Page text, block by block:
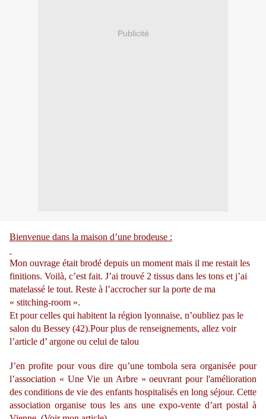
Publicité
Bienvenue dans la maison d’une brodeuse :
Mon ouvrage était brodé depuis un moment mais il me restait les
finitions. Voilà, c’est fait. J’ai trouvé 2 tissus dans les tons et j’ai
matelassé le tout. Reste à l’accrocher sur la porte de ma
« stitching-room ».
Et pour celles qui habitent la région lyonnaise, n’oubliez pas le
salon du Bessey (42).Pour plus de renseignements, allez voir
l’article d’ argone ou celui de talou
J’en profite pour vous dire qu’une tombola sera organisée pour
l’association « Une Vie un Arbre » oeuvrant pour l'amélioration
des conditions de vie des enfants hospitalisés en long séjour. Cette
association organise tous les ans une expo-vente d’art postal à